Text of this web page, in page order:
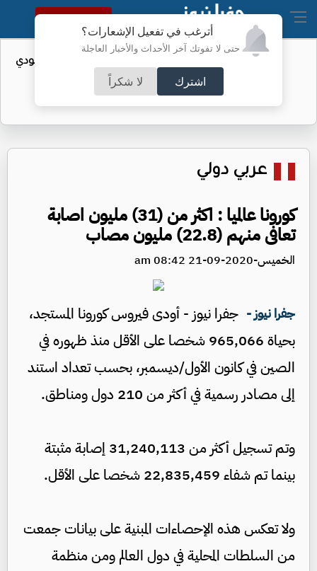
أترغب في تفعيل الإشعارات؟
حتى لا تفوتك آخر الأحداث والأخبار العاجلة
اشترك لا شكراً
النسخة الكاملة
واردات الولايات المتحدة من النفط السعودي
تهبط إلى الصفر
عربي دولي
كورونا عالميا : اكثر من (31) مليون اصابة
تعافى منهم (22.8) مليون مصاب
الخميس-2020-09-21 08:42 am
جفرا نيوز - جفرا نيوز - أودى فيروس كورونا المستجد،
بحياة 965,066 شخصا على الأقل منذ ظهوره في
الصين في كانون الأول/ديسمبر، بحسب تعداد استند
إلى مصادر رسمية في أكثر من 210 دول ومناطق.
وتم تسجيل أكثر من 31,240,113 إصابة مثبتة
بينما تم شفاء 22,835,459 شخصا على الأقل.
ولا تعكس هذه الإحصاءات المبنية على بيانات جمعت
من السلطات المحلية في دول العالم ومن منظمة